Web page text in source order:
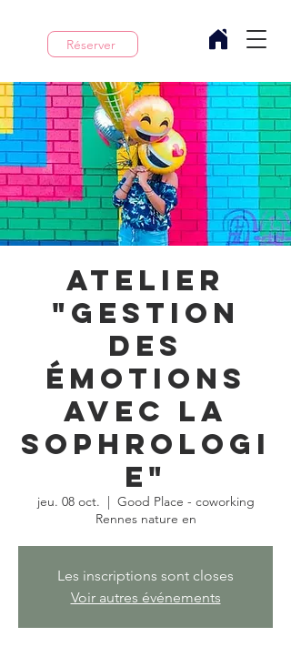
Réserver
Atelier
"Gestion
des
Émotions
avec la
sophrologi
e"
jeu. 08 oct.
  |
Good Place - coworking
Rennes nature en
Les inscriptions sont closes
Voir autres événements